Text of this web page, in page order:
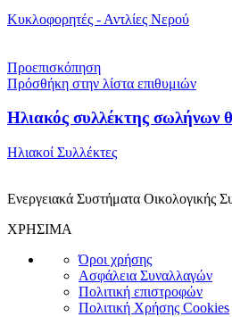
Κυκλοφορητές - Αντλίες Νερού
Προεπισκόπηση
Πρόσθήκη στην λίστα επιθυμιών
Ηλιακός συλλέκτης σωλήνων
Ηλιακοί Συλλέκτες
Ενεργειακά Συστήματα Οικολογικής
ΧΡΗΣΙΜΑ
Όροι χρήσης
Ασφάλεια Συναλλαγών
Πολιτική επιστροφών
Πολιτική Χρήσης Cookies